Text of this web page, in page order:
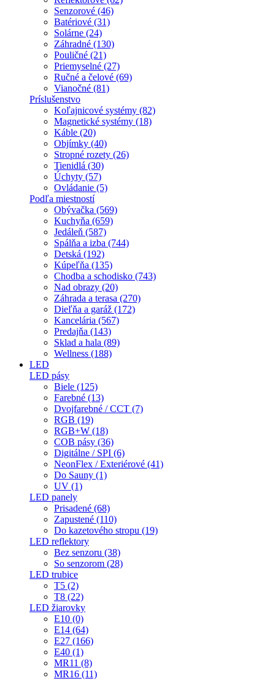
Senzorové (46)
Batériové (31)
Solárne (24)
Záhradné (130)
Pouličné (21)
Priemyselné (27)
Ručné a čelové (69)
Vianočné (81)
Príslušenstvo
Koľajnicové systémy (82)
Magnetické systémy (18)
Káble (20)
Objímky (40)
Stropné rozety (26)
Tienidlá (30)
Úchyty (57)
Ovládanie (5)
Podľa miestností
Obývačka (569)
Kuchyňa (659)
Jedáleň (587)
Spálňa a izba (744)
Detská (192)
Kúpeľňa (135)
Chodba a schodisko (743)
Nad obrazy (20)
Záhrada a terasa (270)
Dieľňa a garáž (172)
Kancelária (567)
Predajňa (143)
Sklad a hala (89)
Wellness (188)
LED
LED pásy
Biele (125)
Farebné (13)
Dvojfarebné / CCT (7)
RGB (19)
RGB+W (18)
COB pásy (36)
Digitálne / SPI (6)
NeonFlex / Exteriérové (41)
Do Sauny (1)
UV (1)
LED panely
Prisadené (68)
Zapustené (110)
Do kazetového stropu (19)
LED reflektory
Bez senzoru (38)
So senzorom (28)
LED trubice
T5 (2)
T8 (22)
LED žiarovky
E10 (0)
E14 (64)
E27 (166)
E40 (1)
MR11 (8)
MR16 (11)